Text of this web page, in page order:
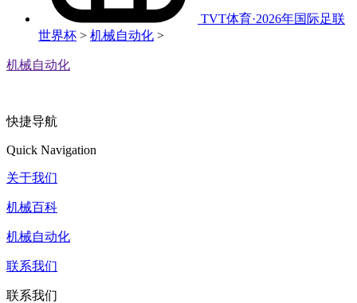
TVT体育·2026年国际足联
世界杯 > 机械自动化 >
机械自动化
快捷导航
Quick Navigation
关于我们
机械百科
机械自动化
联系我们
联系我们